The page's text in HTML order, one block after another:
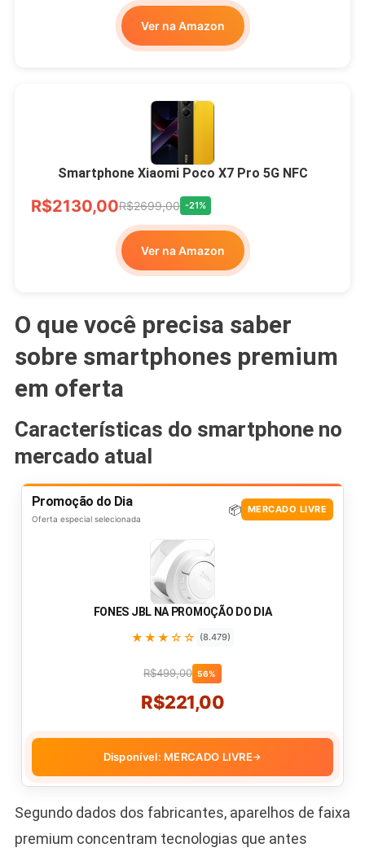
Ver na Amazon
Smartphone Xiaomi Poco X7 Pro 5G NFC
R$2130,00R$2699,00 -21%
Ver na Amazon
O que você precisa saber
sobre smartphones premium
em oferta
Características do smartphone no
mercado atual
Promoção do Dia
Oferta especial selecionada
📦 MERCADO LIVRE
FONES JBL NA PROMOÇÃO DO DIA
★★★☆☆ (8.479)
R$499,00 56%
R$221,00
Disponível: MERCADO LIVRE→
Segundo dados dos fabricantes, aparelhos de faixa
premium concentram tecnologias que antes